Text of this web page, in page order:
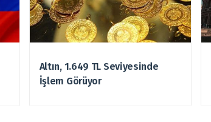
Altın, 1.649 TL Seviyesinde
İşlem Görüyor